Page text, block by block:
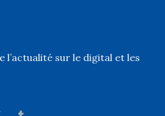
l’actualité sur le digital et les